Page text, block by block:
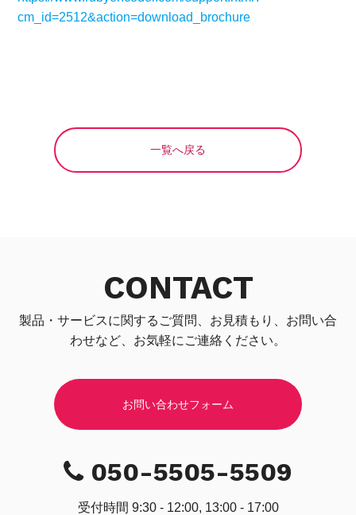
cm_id=2512&action=download_brochure
一覧へ戻る
CONTACT
製品・サービスに関するご質問、お見積もり、お問い合
わせなど、お気軽にご連絡ください。
お問い合わせフォーム
050-5505-5509
受付時間 9:30 - 12:00, 13:00 - 17:00